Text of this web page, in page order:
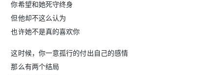
你希望和她死守终身
但他却不这么认为
也许她不是真的喜欢你
这时候，你一意孤行的付出自己的感情
那么有两个结局